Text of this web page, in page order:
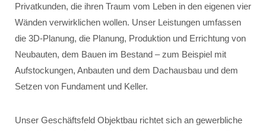
Privatkunden, die ihren Traum vom Leben in den eigenen vier
Wänden verwirklichen wollen. Unser Leistungen umfassen
die 3D-Planung, die Planung, Produktion und Errichtung von
Neubauten, dem Bauen im Bestand – zum Beispiel mit
Aufstockungen, Anbauten und dem Dachausbau und dem
Setzen von Fundament und Keller.
Unser Geschäftsfeld Objektbau richtet sich an gewerbliche